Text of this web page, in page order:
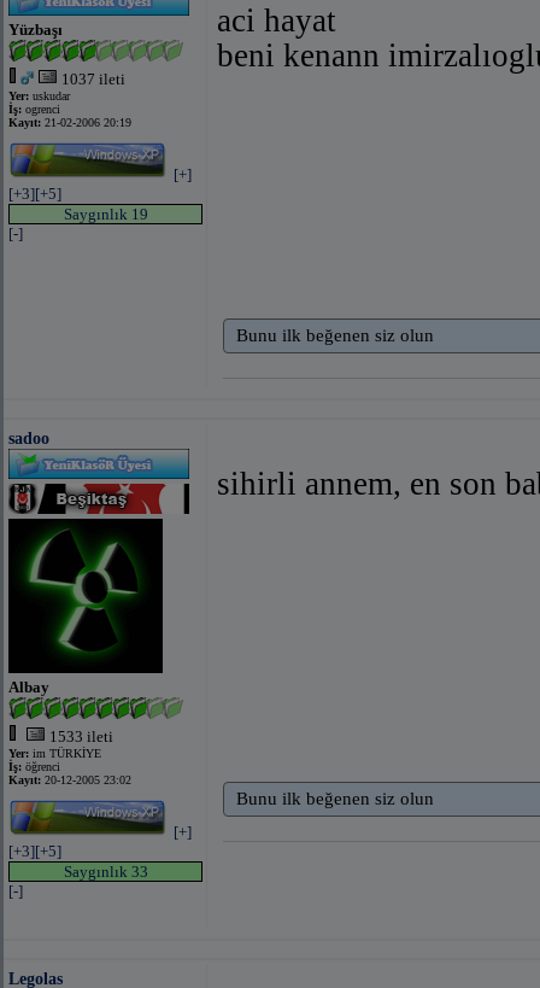
Yüzbaşı
1037 ileti
Yer: uskudar
İş: ogrenci
Kayıt: 21-02-2006 20:19
[+]
[+3][+5]
Saygınlık 19
[-]
aci hayat
beni kenann
Bunu ilk beğenen siz olun
sadoo
Albay
1533 ileti
Yer: im TÜRKİYE
İş: öğrenci
Kayıt: 20-12-2005 23:02
[+]
[+3][+5]
Saygınlık 33
[-]
sihirli annem, en son
Bunu ilk beğenen siz olun
Legolas